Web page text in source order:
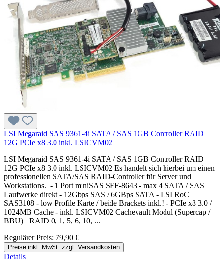
LSI Megaraid SAS 9361-4i SATA / SAS 1GB Controller RAID
12G PCIe x8 3.0 inkl. LSICVM02
LSI Megaraid SAS 9361-4i SATA / SAS 1GB Controller RAID
12G PCIe x8 3.0 inkl. LSICVM02 Es handelt sich hierbei um einen
professionellen SATA/SAS RAID-Controller für Server und
Workstations. - 1 Port miniSAS SFF-8643 - max 4 SATA / SAS
Laufwerke direkt - 12Gbps SAS / 6GBps SATA - LSI RoC
SAS3108 - low Profile Karte / beide Brackets inkl.! - PCIe x8 3.0 /
1024MB Cache - inkl. LSICVM02 Cachevault Modul (Supercap /
BBU) - RAID 0, 1, 5, 6, 10, ...
Regulärer Preis: 79,90 €
Preise inkl. MwSt. zzgl. Versandkosten
Details